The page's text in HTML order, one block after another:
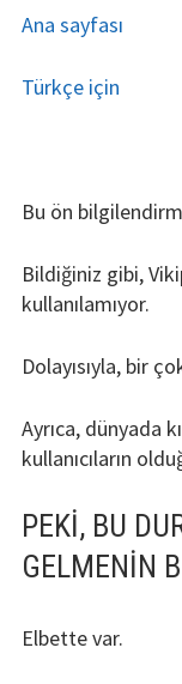
Ana sayfası
Türkçe için
Bu ön
Bildiğiniz gibi,
kullanılamıyor.
Dolayısıyla, bir
Ayrıca, dünyada
kullanıcıların
PEKI, BU
GELMENIN
Elbette var.